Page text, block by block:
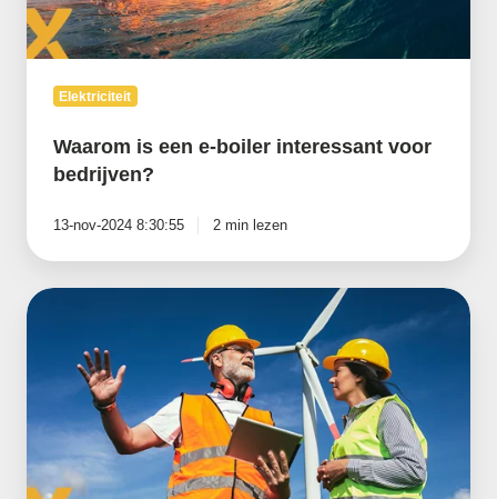
Elektriciteit
Waarom is een e-boiler interessant voor
bedrijven?
13-nov-2024 8:30:55 2 min lezen
Wanneer
ben
grootverbruiker
elektriciteit?